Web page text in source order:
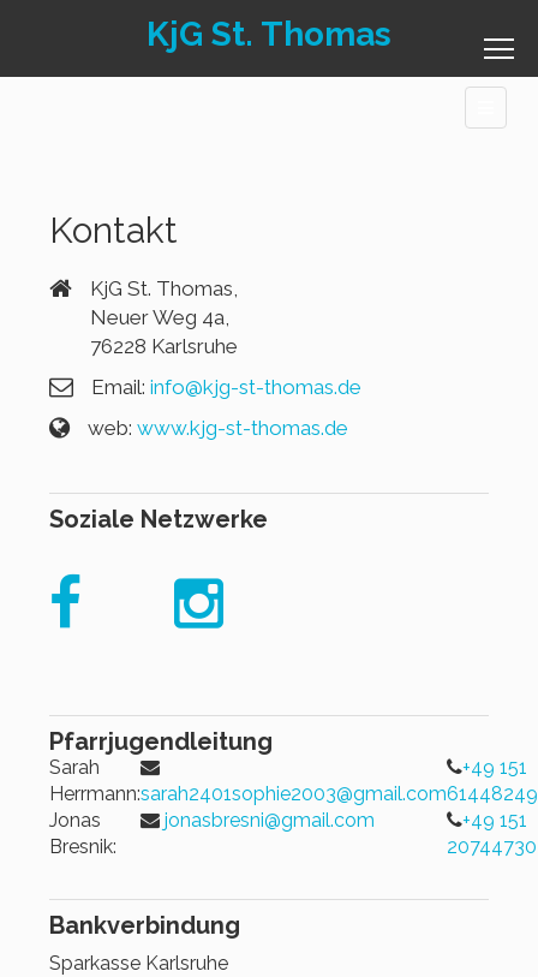
KjG St. Thomas
Kontakt
KjG St. Thomas,
Neuer Weg 4a,
76228 Karlsruhe
Email:info@kjg-st-thomas.de
web:www.kjg-st-thomas.de
Soziale Netzwerke
Pfarrjugendleitung
Sarah
Herrmann:sarah2401sophie2003@gmail.com
+49 151
61448249
Jonas
Bresnik:
jonasbresni@gmail.com
+49 151
20744730
Bankverbindung
Sparkasse Karlsruhe